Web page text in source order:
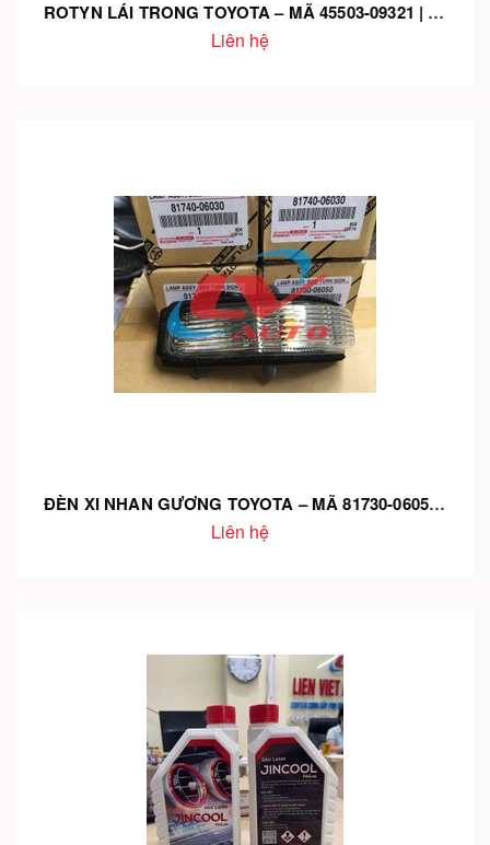
ROTYN LÁI TRONG TOYOTA – MÃ 45503-09321 | CHÍNH HÃNG – LẮP CHUẨN – VẬN HÀNH CHẮC TAY
Liên hệ
ĐÈN XI NHAN GƯƠNG TOYOTA – MÃ 81730-06050 | LẮP CHUẨN CHO NHIỀU DÒNG XE – ÁNH SÁNG RÕ – CHÍNH HÃNG
Liên hệ